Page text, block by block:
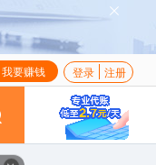
我要赚钱 登录 注册